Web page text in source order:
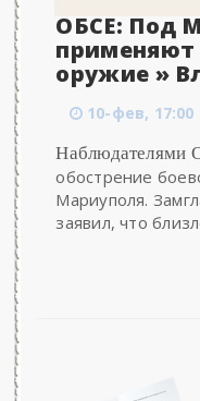
ОБСЕ: Под
применяют
оружие »
10-фев, 17:00
Наблюдателями
обострение
Мариуполя.
заявил, что